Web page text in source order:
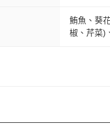
鮪魚、葵
椒、芹菜)